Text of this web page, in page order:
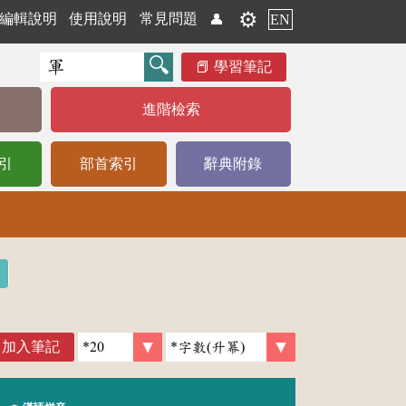
編輯說明 使用說明 常見問題 👤 ⚙️ EN
學習筆記
進階檢索
部首索引 辭典附錄
加入筆記